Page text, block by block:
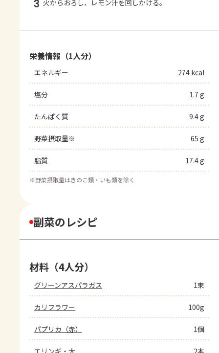
3 火からおろし、レモン汁を回しかける。
栄養情報（1人分）
エネルギー 274 kcal
塩分 1.7 g
たんぱく質 9.4 g
野菜摂取量※ 65 g
脂質 17.4 g
※野菜摂取量はきのこ類・いも類を除く
副菜のレシピ
材料（4人分）
グリーンアスパラガス 1束
カリフラワー 100g
パプリカ（赤） 1個